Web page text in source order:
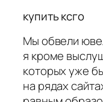
купить ксго
Мы обвели
я кроме
которых уже
на рядах